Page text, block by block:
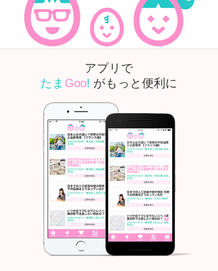
アプリで
たま Goo! がもっと便利に